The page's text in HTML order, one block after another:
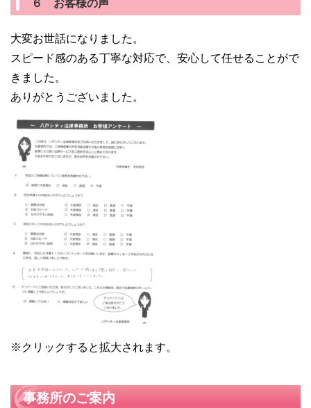
６ お客様の声
大変お世話になりました。
スピード感のある丁寧な対応で、安心して任せることがで
きました。
ありがとうございました。
※クリックすると拡大されます。
事務所のご案内